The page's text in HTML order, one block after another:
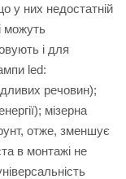
у них недостатній
можуть
і для
led:
речовин);
мізерна
отже, зменшує
в монтажі не